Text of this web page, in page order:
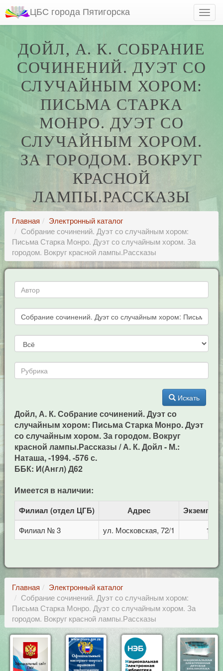
ЦБС города Пятигорска
ДОЙЛ, А. К. СОБРАНИЕ
СОЧИНЕНИЙ. ДУЭТ СО
СЛУЧАЙНЫМ ХОРОМ:
ПИСЬМА СТАРКА
МОНРО. ДУЭТ СО
СЛУЧАЙНЫМ ХОРОМ.
ЗА ГОРОДОМ. ВОКРУГ
КРАСНОЙ
ЛАМПЫ.РАССКАЗЫ
Главная
Электронный каталог
Собрание сочинений. Дуэт со случайным хором:
Письма Старка Монро. Дуэт со случайным хором. За
городом. Вокруг красной лампы.Рассказы
Искать
Дойл, А. К. Собрание сочинений. Дуэт со
случайным хором: Письма Старка Монро. Дуэт
со случайным хором. За городом. Вокруг
красной лампы.Рассказы / А. К. Дойл - М.:
Наташа, -1994. -576 с.
ББК: И(Англ) Д62
Имеется в наличии:
Филиал (отдел ЦГБ) Адрес
Филиал № 3 ул. Московская, 72/1 1
Главная
Электронный каталог
Собрание сочинений. Дуэт со случайным хором:
Письма Старка Монро. Дуэт со случайным хором. За
городом. Вокруг красной лампы.Рассказы